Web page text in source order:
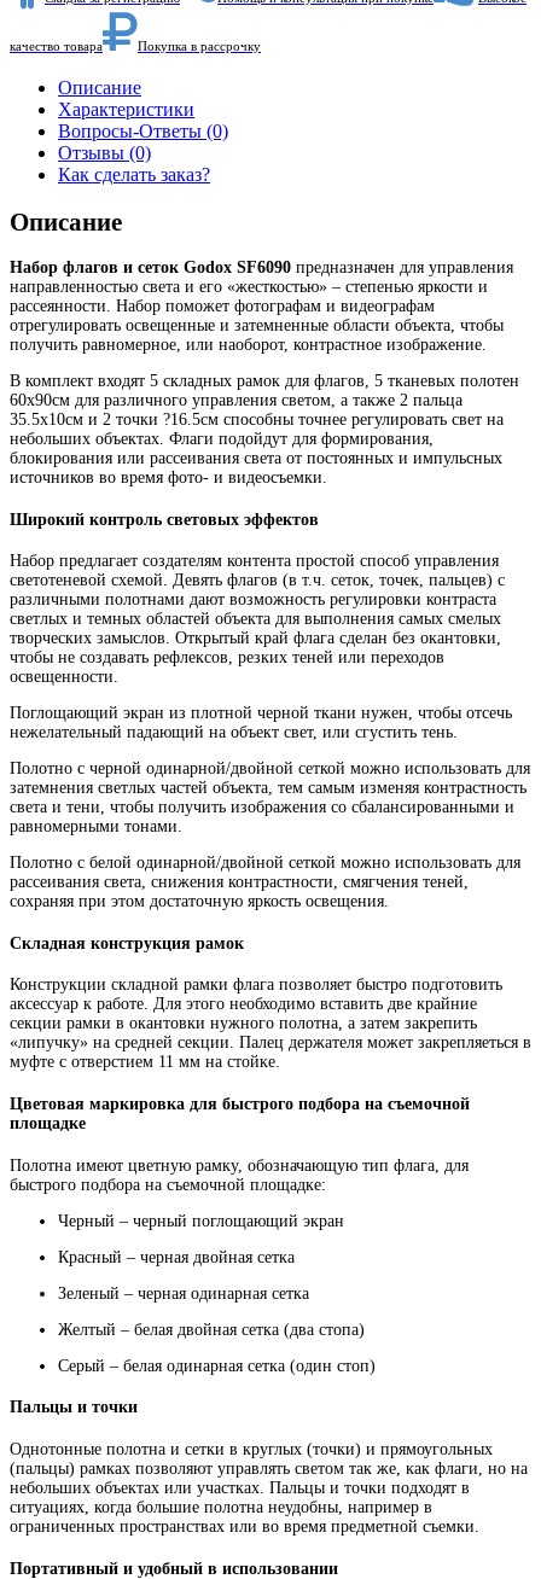
качество товара Покупка в рассрочку
Описание
Характеристики
Вопросы-Ответы (0)
Отзывы (0)
Как сделать заказ?
Описание
Набор флагов и сеток Godox SF6090 предназначен для управления
направленностью света и его «жесткостью» – степенью яркости и
рассеянности. Набор поможет фотографам и видеографам
отрегулировать освещенные и затемненные области объекта, чтобы
получить равномерное, или наоборот, контрастное изображение.
В комплект входят 5 складных рамок для флагов, 5 тканевых полотен
60х90см для различного управления светом, а также 2 пальца
35.5х10см и 2 точки ?16.5см способны точнее регулировать свет на
небольших объектах. Флаги подойдут для формирования,
блокирования или рассеивания света от постоянных и импульсных
источников во время фото- и видеосъемки.
Широкий контроль световых эффектов
Набор предлагает создателям контента простой способ управления
светотеневой схемой. Девять флагов (в т.ч. сеток, точек, пальцев) с
различными полотнами дают возможность регулировки контраста
светлых и темных областей объекта для выполнения самых смелых
творческих замыслов. Открытый край флага сделан без окантовки,
чтобы не создавать рефлексов, резких теней или переходов
освещенности.
Поглощающий экран из плотной черной ткани нужен, чтобы отсечь
нежелательный падающий на объект свет, или сгустить тень.
Полотно с черной одинарной/двойной сеткой можно использовать для
затемнения светлых частей объекта, тем самым изменяя контрастность
света и тени, чтобы получить изображения со сбалансированными и
равномерными тонами.
Полотно с белой одинарной/двойной сеткой можно использовать для
рассеивания света, снижения контрастности, смягчения теней,
сохраняя при этом достаточную яркость освещения.
Складная конструкция рамок
Конструкции складной рамки флага позволяет быстро подготовить
аксессуар к работе. Для этого необходимо вставить две крайние
секции рамки в окантовки нужного полотна, а затем закрепить
«липучку» на средней секции. Палец держателя может закрепляеться в
муфте с отверстием 11 мм на стойке.
Цветовая маркировка для быстрого подбора на съемочной
площадке
Полотна имеют цветную рамку, обозначающую тип флага, для
быстрого подбора на съемочной площадке:
Черный – черный поглощающий экран
Красный – черная двойная сетка
Зеленый – черная одинарная сетка
Желтый – белая двойная сетка (два стопа)
Серый – белая одинарная сетка (один стоп)
Пальцы и точки
Однотонные полотна и сетки в круглых (точки) и прямоугольных
(пальцы) рамках позволяют управлять светом так же, как флаги, но на
небольших объектах или участках. Пальцы и точки подходят в
ситуациях, когда большие полотна неудобны, например в
ограниченных пространствах или во время предметной съемки.
Портативный и удобный в использовании